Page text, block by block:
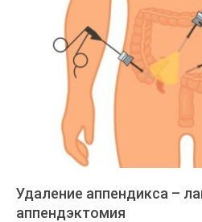
Удаление аппендикса –
аппендэктомия